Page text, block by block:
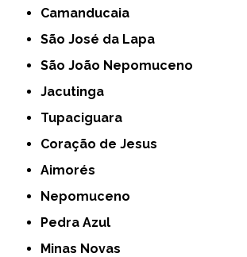
Camanducaia
São José da Lapa
São João Nepomuceno
Jacutinga
Tupaciguara
Coração de Jesus
Aimorés
Nepomuceno
Pedra Azul
Minas Novas